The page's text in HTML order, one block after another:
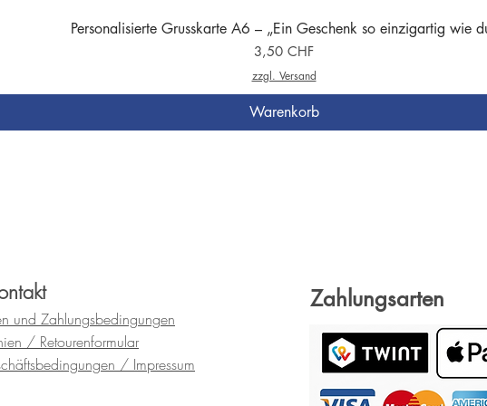
Personalisierte Grusskarte A6 – „Ein Geschenk so einzigartig wie
Preis
3,50 CHF
zzgl. Versand
Warenkorb
und Zahlungsbedingungen
/ Retourenformular
/ Impressum
Zahlungsarten